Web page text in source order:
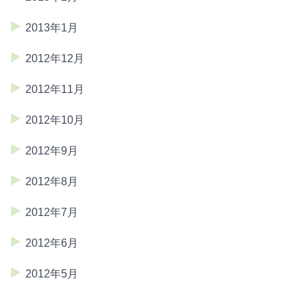
2013年1月
2012年12月
2012年11月
2012年10月
2012年9月
2012年8月
2012年7月
2012年6月
2012年5月